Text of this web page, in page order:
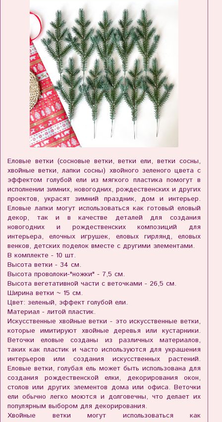
Еловые ветки (сосновые ветки, ветки ели, ветки сосны,
хвойные ветки, лапки сосны) хвойного зеленого цвета с
эффектом голубой ели из мягкого пластика помогут в
исполнении зимних, новогодних, рождественских и других
проектов, украсят зимний праздник, дом и интерьер.
Еловые лапки могут использоваться как готовый еловый
декор, так и в качестве деталей для создания
новогодних и рождественских композиций для
интерьера, елочных игрушек, еловых гирлянд, еловых
венков, детских поделок вместе с другими элементами.
В комплекте - 10 шт.
Высота ветки - 34 см.
Высота проволоки-"ножки" - 7,5 см.
Высота вегетативной части с веточками - 26,5 см.
Ширина ветки ~ 15 см.
Цвет: зеленый, эффект голубой ели.
Материал - литой пластик.
Искусственные хвойные ветки - это искусственные ветки,
которые имитируют хвойные деревья или кустарники.
Веточки еловые созданы из различных материалов,
таких как пластик и часто используются для украшения
интерьеров или создания искусственных растений.
Еловые ветки, голубая ель может быть использована для
создания рождественской елки, декорирования окон,
столов или других элементов дома или офиса. Веточки
ели обычно легко моются и долговечны, что делает их
популярным выбором для декорирования.
Хвойные ветки могут использоваться как